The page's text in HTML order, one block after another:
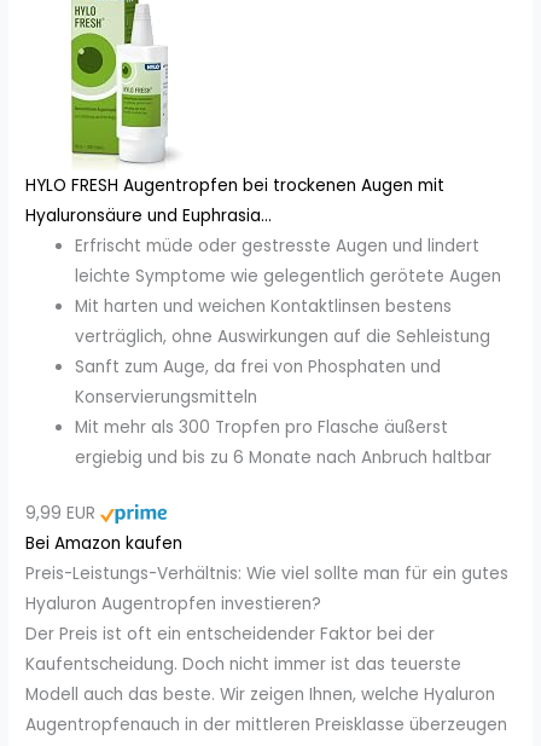
HYLO FRESH Augentropfen bei trockenen Augen mit
Hyaluronsäure und Euphrasia...
Erfrischt müde oder gestresste Augen und lindert
leichte Symptome wie gelegentlich gerötete Augen
Mit harten und weichen Kontaktlinsen bestens
verträglich, ohne Auswirkungen auf die Sehleistung
Sanft zum Auge, da frei von Phosphaten und
Konservierungsmitteln
Mit mehr als 300 Tropfen pro Flasche äußerst
ergiebig und bis zu 6 Monate nach Anbruch haltbar
9,99 EUR
Bei Amazon kaufen
Preis-Leistungs-Verhältnis: Wie viel sollte man für ein gutes
Hyaluron Augentropfen investieren?
Der Preis ist oft ein entscheidender Faktor bei der
Kaufentscheidung. Doch nicht immer ist das teuerste
Modell auch das beste. Wir zeigen Ihnen, welche Hyaluron
Augentropfenauch in der mittleren Preisklasse überzeugen